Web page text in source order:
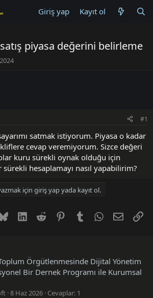
Giriş yap Kayıt ol
piyasa değerini belirleme
#1
satmak istiyorum. Piyasa o kadar
cevap veremiyorum. Sizce değeri
kuru sürekli oynak olduğu için
hesaplamayı nasıl yapabilirim?
için giriş yap yada kayıt ol.
BlueskyLinkedInReddit PinterestTumblr WhatsApp
E-posta
Örgütlenmesinde Dijital Yönetim
Bir Dernek Programı ile Kurumsal
8 Haz 2026 Cevaplar: 1